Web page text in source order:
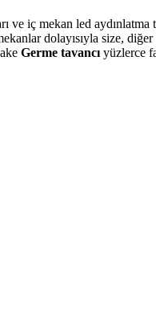
iç mekan led aydınlatma
dolayısıyla size,
Germe tavancı yüzlerce